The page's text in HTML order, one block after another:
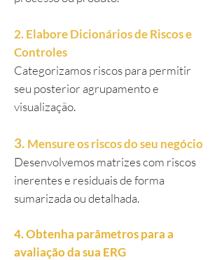
2. Elabore Dicionários de Riscos e
Controles
Categorizamos riscos para permitir
seu posterior agrupamento e
visualização.
3. Mensure os riscos do seu negócio
Desenvolvemos matrizes com riscos
inerentes e residuais de forma
sumarizada ou detalhada.
4. Obtenha parâmetros para a
avaliação da sua ERG